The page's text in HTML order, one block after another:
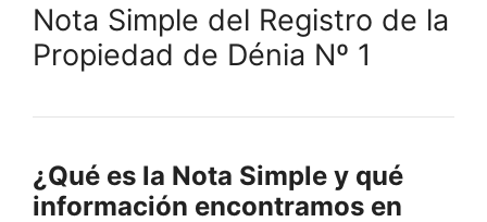
Nota Simple del Registro de la
Propiedad de Dénia Nº 1
¿Qué es la Nota Simple y qué
información encontramos en